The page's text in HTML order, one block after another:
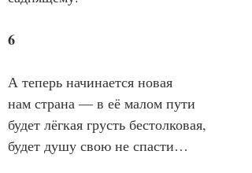
6
А теперь начинается новая
нам страна — в её малом пути
будет лёгкая грусть бестолковая,
будет душу свою не спасти…